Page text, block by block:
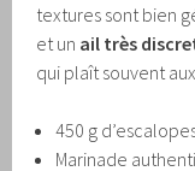
textures sont bien
et un ail très
qui plaît souvent
450 g
Marinade